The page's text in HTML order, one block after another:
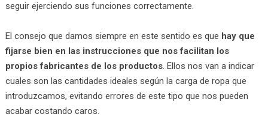
seguir ejerciendo sus funciones correctamente.
El consejo que damos siempre en este sentido es que hay que
fijarse bien en las instrucciones que nos facilitan los
propios fabricantes de los productos. Ellos nos van a indicar
cuales son las cantidades ideales según la carga de ropa que
introduzcamos, evitando errores de este tipo que nos pueden
acabar costando caros.